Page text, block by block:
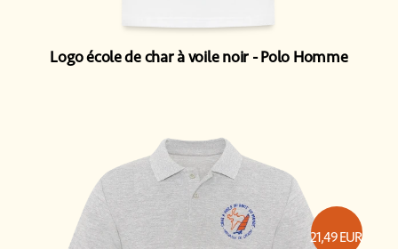
Logo école de char à voile noir Polo Homme
21,49EUR